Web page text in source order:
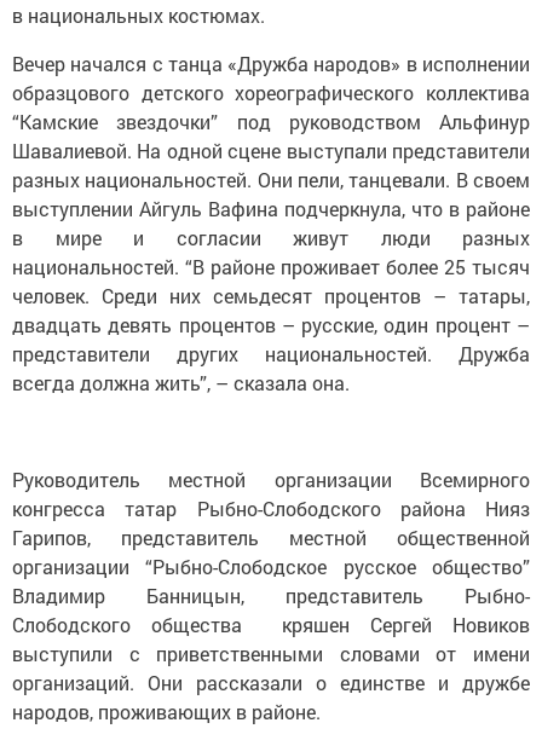
в национальных костюмах.
Вечер начался с танца «Дружба народов» в исполнении
образцового детского хореографического коллектива
“Камские звездочки” под руководством Альфинур
Шавалиевой. На одной сцене выступали представители
разных национальностей. Они пели, танцевали. В своем
выступлении Айгуль Вафина подчеркнула, что в районе
в мире и согласии живут люди разных
национальностей. “В районе проживает более 25 тысяч
человек. Среди них семьдесят процентов – татары,
двадцать девять процентов – русские, один процент –
представители других национальностей. Дружба
всегда должна жить”, – сказала она.
Руководитель местной организации Всемирного
конгресса татар Рыбно-Слободского района Нияз
Гарипов, представитель местной общественной
организации “Рыбно-Слободское русское общество”
Владимир Банницын, представитель Рыбно-
Слободского общества кряшен Сергей Новиков
выступили с приветственными словами от имени
организаций. Они рассказали о единстве и дружбе
народов, проживающих в районе.